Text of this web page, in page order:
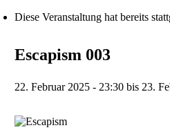
Diese Veranstaltung hat bereits
Escapism 003
22. Februar 2025 - 23:30 bis 23.